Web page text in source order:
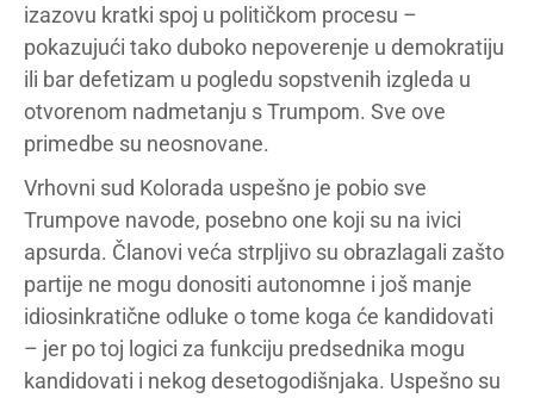
izazovu kratki spoj u političkom procesu –
pokazujući tako duboko nepoverenje u demokratiju
ili bar defetizam u pogledu sopstvenih izgleda u
otvorenom nadmetanju s Trumpom. Sve ove
primedbe su neosnovane.
Vrhovni sud Kolorada uspešno je pobio sve
Trumpove navode, posebno one koji su na ivici
apsurda. Članovi veća strpljivo su obrazlagali zašto
partije ne mogu donositi autonomne i još manje
idiosinkratične odluke o tome koga će kandidovati
– jer po toj logici za funkciju predsednika mogu
kandidovati i nekog desetogodišnjaka. Uspešno su